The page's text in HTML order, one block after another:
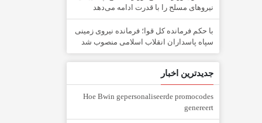
نیرو‌های مسلح را با قدرت ادامه می‌دهد
با حکم فرمانده کل قوا؛ فرمانده نیروی زمینی
سپاه پاسداران انقلاب اسلامی منصوب شد
جدیدترین اخبار
Hoe Bwin gepersonaliseerde promocodes
genereert